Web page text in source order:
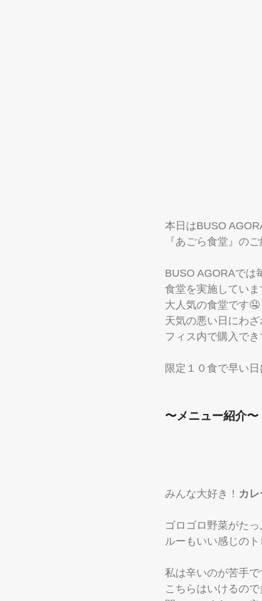
本日はBUSO
『あごら食堂』の
BUSO AGORAでは
食堂を実施してい
大人気の食堂です🤤
天気の悪い日にわ
フィス内で購入で
限定１０食で早い
〜メニュー紹介〜
みんな大好き！ カ
ゴロゴロ野菜がたっ
ルーもいい感じの
私は辛いのが苦手で
こちらはいけるの